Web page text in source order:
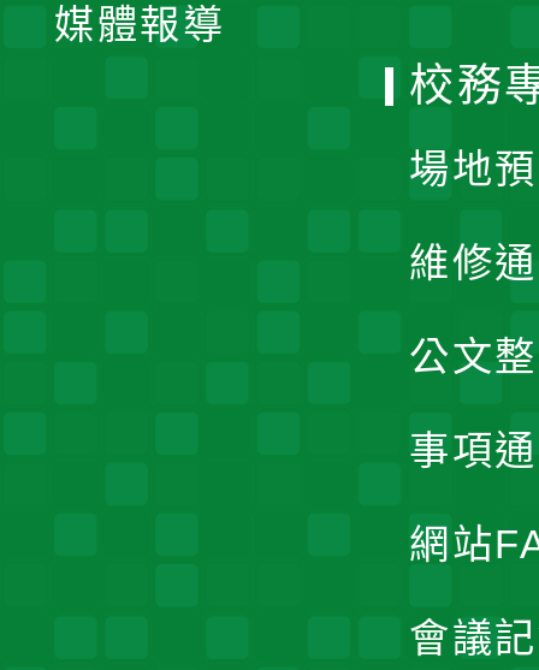
媒體報導
校務
場地
維修
公文
事項
網站
會議